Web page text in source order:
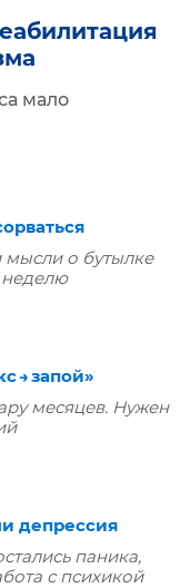
мало
о бутылке
неделю
→ запой»
месяцев. Нужен
депрессия
паника,
с психикой